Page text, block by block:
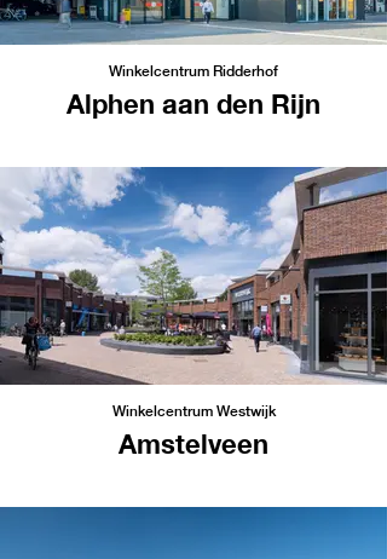
Winkelcentrum Ridderhof
Alphen aan den Rijn
Winkelcentrum Westwijk
Amstelveen